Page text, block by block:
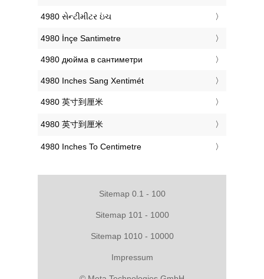
‎4980 સેન્ટીમીટર ઇંચ
‎4980 İnçe Santimetre
‎4980 дюйма в сантиметри
‎4980 Inches Sang Xentimét
‎4980 英寸到厘米
‎4980 英寸到厘米
‎4980 Inches To Centimetre
Sitemap 0.1 - 100
Sitemap 101 - 1000
Sitemap 1010 - 10000
Impressum